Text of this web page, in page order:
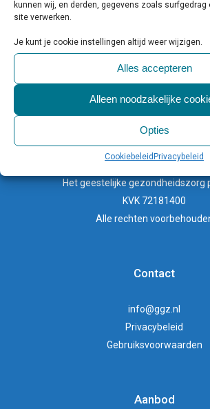
kunnen wij, en derden, gegevens zoals surfgedrag
site verwerken.
Je kunt je cookie instellingen altijd weer wijzigen.
Alles accepteren
Alleen noodzakelijke
Opties
CookiebeleidPrivacybeleid
planten...
GGZ
Hetgeestelijke gezondheidszorg
KVK 72181400
Alle rechten
Contact
info@ggz.nl
Privacybeleid
Gebruiksvoorwaarden
Aanbod